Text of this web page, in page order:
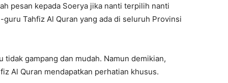
pesan kepada Soerya jika nanti terpilih nanti
Tahfiz Al Quran yang ada di seluruh Provinsi
gampang dan mudah. Namun demikian,
Al Quran mendapatkan perhatian khusus.